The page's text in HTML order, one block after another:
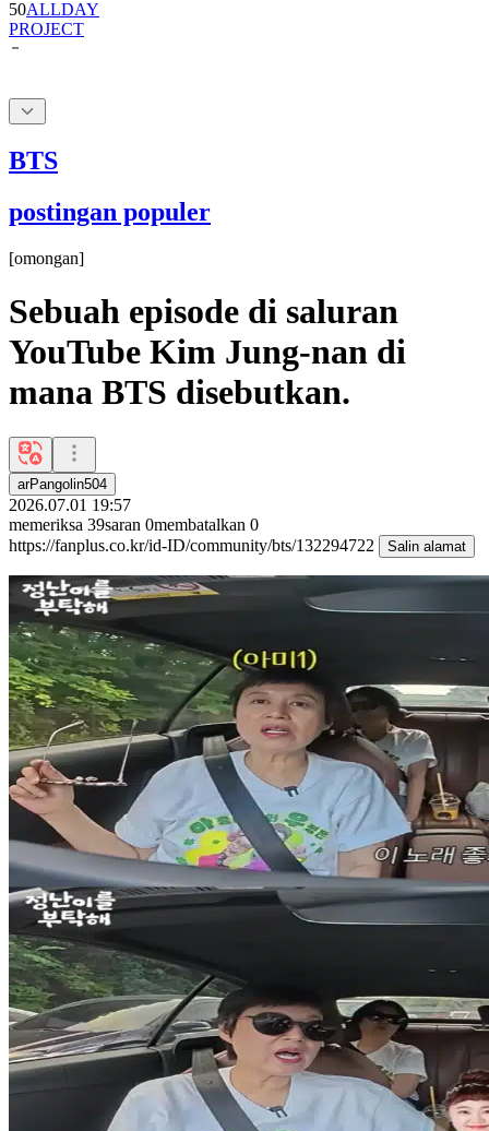
BTS
postingan populer
[omongan]
Sebuah episode di saluran
YouTube Kim Jung-nan di
mana BTS disebutkan.
arPangolin504
2026.07.01 19:57
memeriksa 39saran 0membatalkan 0
https://fanplus.co.kr/id-ID/community/bts/132294722
Salin alamat